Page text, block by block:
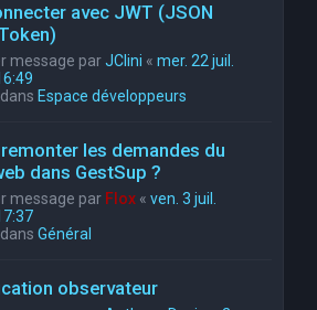
avec JWT (JSON
message parJClini « mer. 22 juil.
Espace développeurs
les demandes du
dans GestSup ?
message par Flox « ven. 3 juil.
Général
observateur